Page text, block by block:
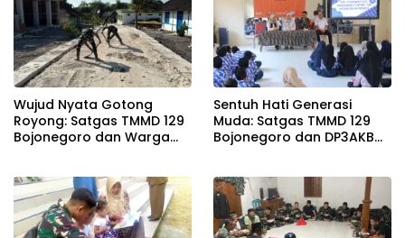
Wujud Nyata Gotong
Royong: Satgas TMMD 129
Bojonegoro dan Warga
Jalan Desa
Sentuh Hati Generasi
Muda: Satgas TMMD 129
Bojonegoro dan DP3AKB
Kesongo